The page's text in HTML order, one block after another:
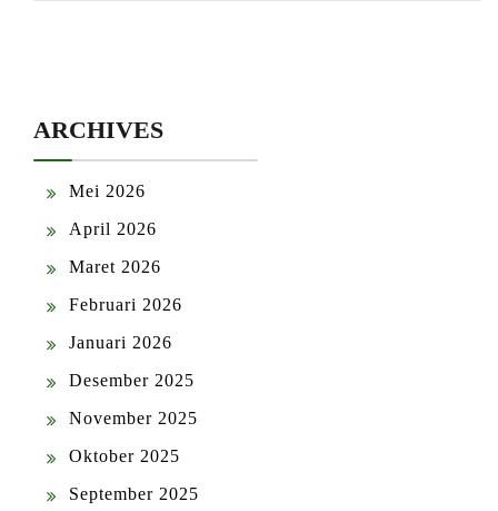
ARCHIVES
Mei 2026
April 2026
Maret 2026
Februari 2026
Januari 2026
Desember 2025
November 2025
Oktober 2025
September 2025